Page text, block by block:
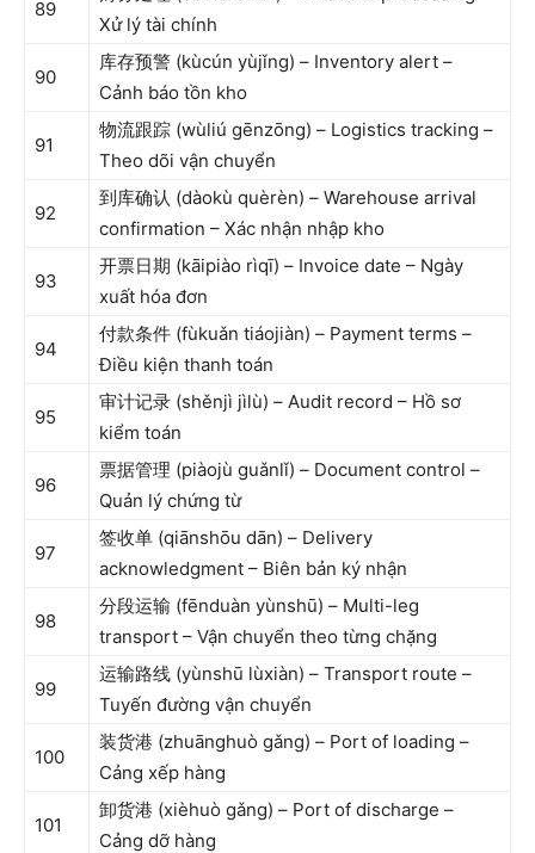
89
Xử lý tài chính
90
库存预警 (kùcún yùjǐng) – Inventory alert –
Cảnh báo tồn kho
91
物流跟踪 (wùliú gēnzōng) – Logistics tracking –
Theo dõi vận chuyển
92
到库确认 (dàokù quèrèn) – Warehouse arrival
confirmation – Xác nhận nhập kho
93
开票日期 (kāipiào rìqī) – Invoice date – Ngày
xuất hóa đơn
94
付款条件 (fùkuǎn tiáojiàn) – Payment terms –
Điều kiện thanh toán
95
审计记录 (shěnjì jìlù) – Audit record – Hồ sơ
kiểm toán
96
票据管理 (piàojù guǎnlǐ) – Document control –
Quản lý chứng từ
97
签收单 (qiānshōu dān) – Delivery
acknowledgment – Biên bản ký nhận
98
分段运输 (fēnduàn yùnshū) – Multi-leg
transport – Vận chuyển theo từng chặng
99
运输路线 (yùnshū lùxiàn) – Transport route –
Tuyến đường vận chuyển
100
装货港 (zhuānghuò gǎng) – Port of loading –
Cảng xếp hàng
101
卸货港 (xièhuò gǎng) – Port of discharge –
Cảng dỡ hàng